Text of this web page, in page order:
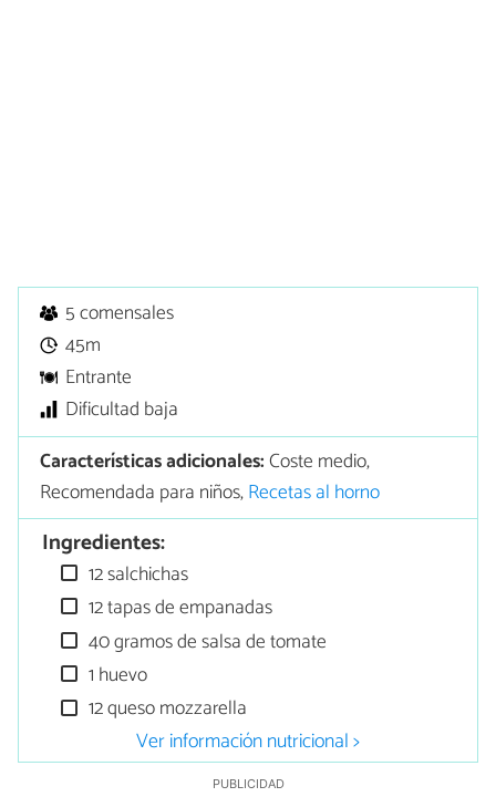
5 comensales
45m
Entrante
Dificultad baja
Características adicionales:Coste medio,
Recomendada para niños,Recetas al horno
Ingredientes:
12 salchichas
12 tapas de empanadas
40 gramos de salsa de tomate
1 huevo
12 queso mozzarella
Ver información nutricional >